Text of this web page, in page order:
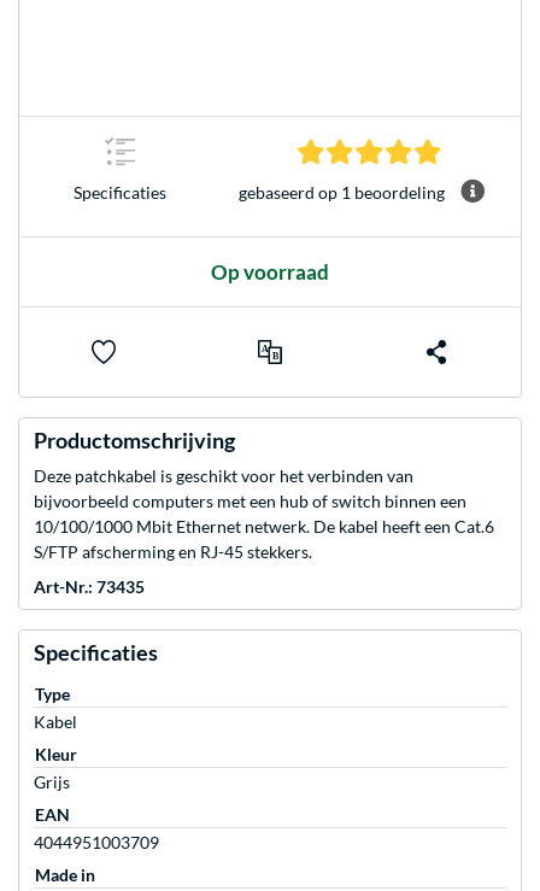
Specificaties gebaseerd op 1 beoordeling
Op voorraad
Productomschrijving
Deze patchkabel is geschikt voor het verbinden van
bijvoorbeeld computers met een hub of switch binnen een
10/100/1000 Mbit Ethernet netwerk. De kabel heeft een Cat.6
S/FTP afscherming en RJ-45 stekkers.
Art-Nr.: 73435
Specificaties
Type
Kabel
Kleur
Grijs
EAN
4044951003709
Made in